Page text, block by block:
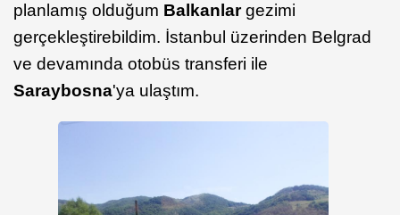
planlamış olduğum Balkanlargezimi
gerçekleştirebildim. İstanbul üzerinden Belgrad
ve devamında otobüs transferi ile
Saraybosna'ya ulaştım.